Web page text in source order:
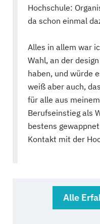
Hochschule:
da schon einmal
Alles in allem war
Wahl, an der
haben, und würde
weiß aber auch,
für alle aus
Berufseinstieg als
bestens
Kontakt mit der
Alle